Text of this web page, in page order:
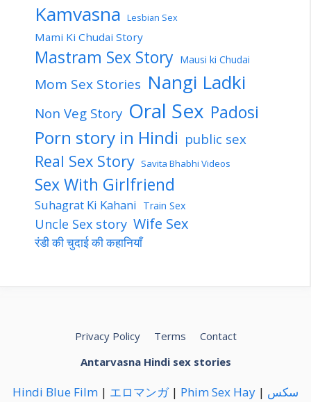
Kamvasna Lesbian Sex
Mami Ki Chudai Story
Mastram Sex Story Mausi ki Chudai
Mom Sex Stories Nangi Ladki
Non Veg Story Oral Sex Padosi
Porn story in Hindi public sex
Real Sex Story Savita Bhabhi Videos
Sex With Girlfriend
Suhagrat Ki Kahani Train Sex
Uncle Sex story Wife Sex
रंडी की चुदाई की कहानियाँ
Privacy Policy Terms
Contact
Antarvasna Hindi sex stories
Hindi Blue Film | エロマンガ| Phim Sex Hay | سكس